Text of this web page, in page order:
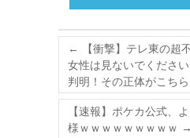
←
【衝撃】テレ東の超
女性は見ないでくださ
判明！その正体がこち
【速報】ポケカ公式、
様ｗｗｗｗｗｗｗｗｗ →